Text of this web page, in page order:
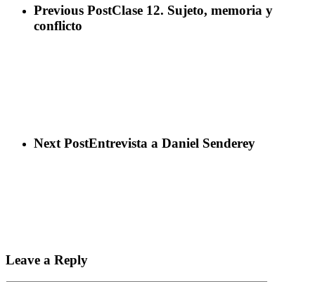
Previous PostClase 12. Sujeto, memoria y
conflicto
Next PostEntrevista a Daniel Senderey
Leave a Reply